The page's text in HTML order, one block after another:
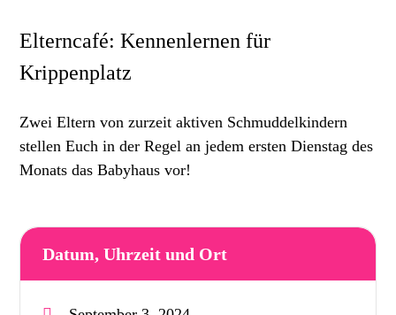
Elterncafé: Kennenlernen für
Krippenplatz
Zwei Eltern von zurzeit aktiven Schmuddelkindern
stellen Euch in der Regel an jedem ersten Dienstag des
Monats das Babyhaus vor!
Datum, Uhrzeit und Ort